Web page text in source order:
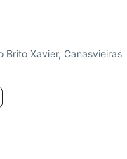
Brito Xavier, Canasvieiras